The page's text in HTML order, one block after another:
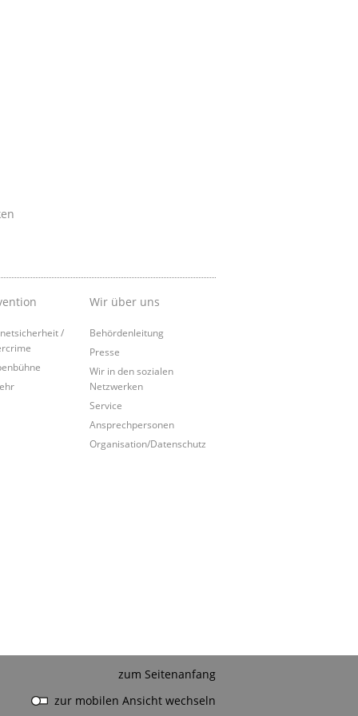
/
Wir über uns
Behördenleitung
Presse
Wir in den sozialen
Netzwerken
Service
Ansprechpersonen
Organisation/Datenschutz
zum Seitenanfang
zur mobilen Ansicht wechseln